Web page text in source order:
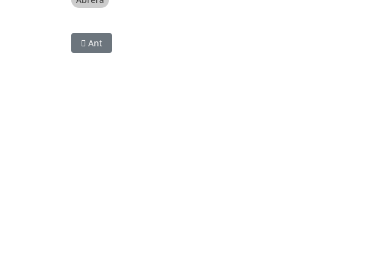
Article anterior: SUCCESSOS: Trenquen l’aparador d’un establiment
Ant